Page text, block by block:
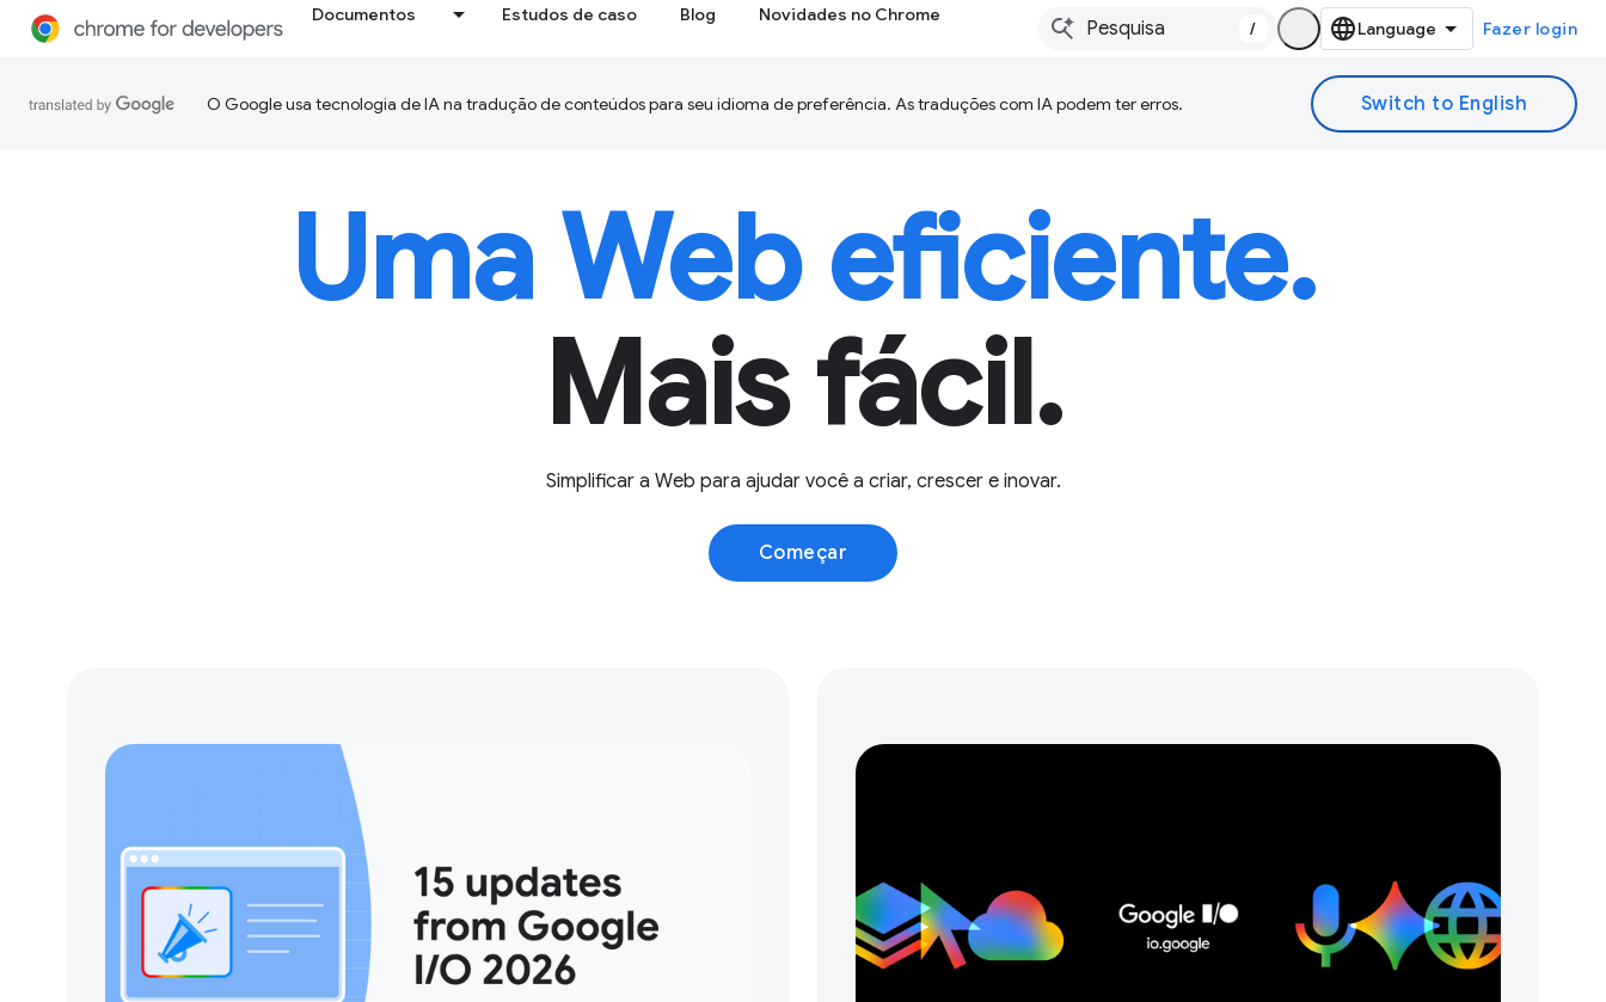
Documentos Estudos de caso Blog Novidades no Chrome
/ Fazer login
O Google usa tecnologia de IA na tradução de conteúdos para seu idioma de preferência. As traduções com IA podem ter erros.
Uma Web eficiente.
Mais fácil.
Simplificar a Web para ajudar você a criar, crescer e inovar.
Começar